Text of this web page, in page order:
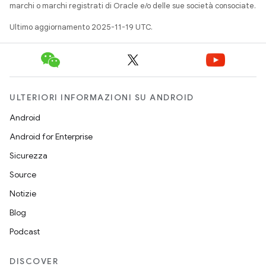
marchi o marchi registrati di Oracle e/o delle sue società consociate.
Ultimo aggiornamento 2025-11-19 UTC.
ULTERIORI INFORMAZIONI SU ANDROID
Android
Android for Enterprise
Sicurezza
Source
Notizie
Blog
Podcast
DISCOVER